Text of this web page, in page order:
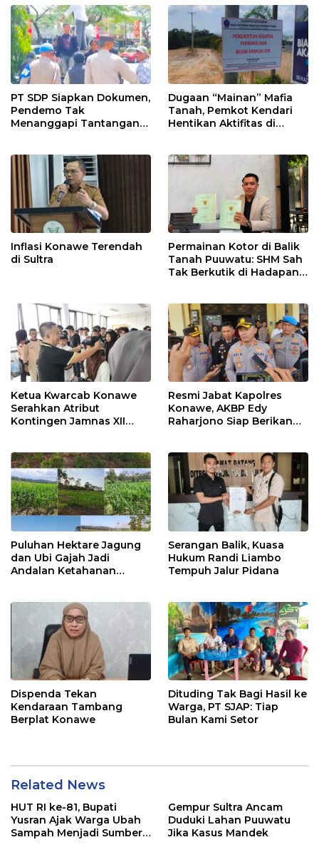
PT SDP Siapkan Dokumen,
Pendemo Tak
Menanggapi Tantangan
Dugaan “Mainan” Mafia
Tanah, Pemkot Kendari
Hentikan Aktifitas di
Inflasi Konawe Terendah
di Sultra
Permainan Kotor di Balik
Tanah Puuwatu: SHM Sah
Tak Berkutik di Hadapan
Ketua Kwarcab Konawe
Serahkan Atribut
Kontingen Jamnas XII
Resmi Jabat Kapolres
Konawe, AKBP Edy
Raharjono Siap Berikan
Puluhan Hektare Jagung
dan Ubi Gajah Jadi
Andalan Ketahanan
Serangan Balik, Kuasa
Hukum Randi Liambo
Tempuh Jalur Pidana
Dispenda Tekan
Kendaraan Tambang
Berplat Konawe
Dituding Tak Bagi Hasil ke
Warga, PT SJAP: Tiap
Bulan Kami Setor
Related News
HUT RI ke-81, Bupati
Yusran Ajak Warga Ubah
Sampah Menjadi Sumber
Gempur Sultra Ancam
Duduki Lahan Puuwatu
Jika Kasus Mandek